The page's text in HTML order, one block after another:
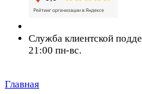
Служба клиентской
21:00 пн-вс.
Главная